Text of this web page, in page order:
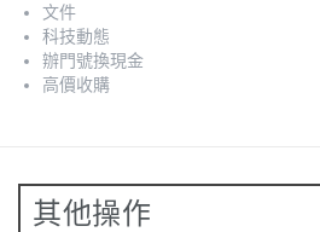
文件
科技動態
辦門號換現金
高價收購
其他操作